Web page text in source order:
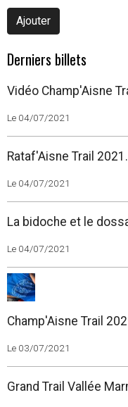
Ajouter
Derniers billets
Vidéo Champ'Aisne
Le 04/07/2021
Rataf'Aisne Trail
Le 04/07/2021
La bidoche et le
Le 04/07/2021
Champ'Aisne Trail
Le 03/07/2021
Grand Trail Vallée